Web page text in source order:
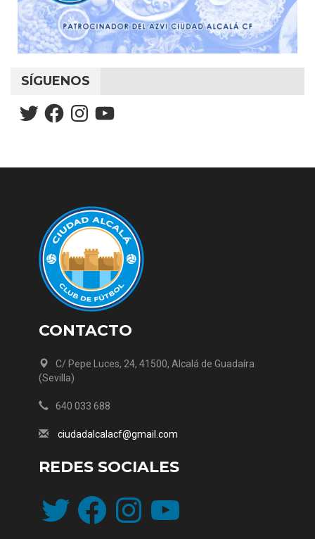
SÍGUENOS
TwitterFacebookInstagramYouTube
CONTACTO
C/ Pepe Luces, 24, 41500, Alcalá de Guadaíra
(Sevilla)
640 033 688
ciudadalcalacf@gmail.com
REDES SOCIALES
Twitter FacebookInstagramYouTube